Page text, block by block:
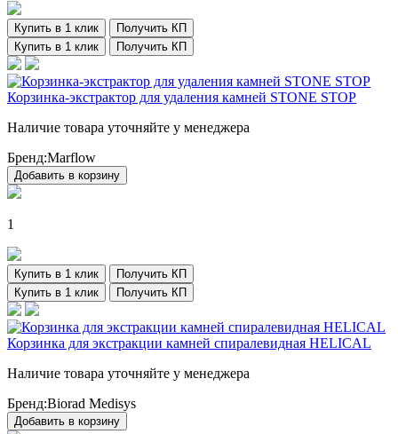
Купить в 1 клик
Получить КП
Купить в 1 клик
Получить КП
Корзинка-экстрактор для удаления камней STONE STOP
Наличие товара уточняйте у менеджера
Бренд:Marflow
Добавить в корзину
1
Купить в 1 клик
Получить КП
Купить в 1 клик
Получить КП
Корзинка для экстракции камней спиралевидная HELICAL
Наличие товара уточняйте у менеджера
Бренд:Biorad Medisys
Добавить в корзину